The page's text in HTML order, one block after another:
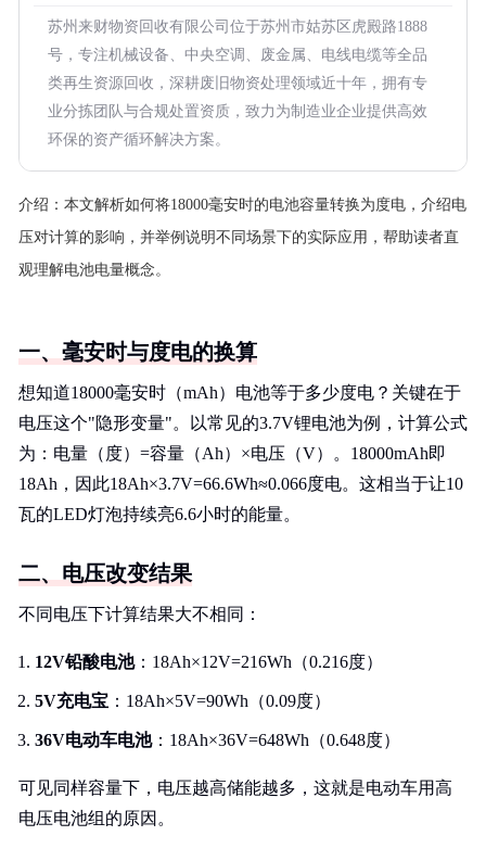
苏州来财物资回收有限公司位于苏州市姑苏区虎殿路1888
号，专注机械设备、中央空调、废金属、电线电缆等全品
类再生资源回收，深耕废旧物资处理领域近十年，拥有专
业分拣团队与合规处置资质，致力为制造业企业提供高效
环保的资产循环解决方案。
介绍： 本文解析如何将18000毫安时的电池容量转换为度电，介绍电
压对计算的影响，并举例说明不同场景下的实际应用，帮助读者直
观理解电池电量概念。
一、毫安时与度电的换算
想知道18000毫安时（mAh）电池等于多少度电？关键在于
电压这个"隐形变量"。以常见的3.7V锂电池为例，计算公式
为：电量（度）=容量（Ah）×电压（V）。18000mAh即
18Ah，因此18Ah×3.7V=66.6Wh≈0.066度电。这相当于让10
瓦的LED灯泡持续亮6.6小时的能量。
二、电压改变结果
不同电压下计算结果大不相同：
12V铅酸电池：18Ah×12V=216Wh（0.216度）
5V充电宝 ：18Ah×5V=90Wh（0.09度）
36V电动车电池：18Ah×36V=648Wh（0.648度）
可见同样容量下，电压越高储能越多，这就是电动车用高
电压电池组的原因。